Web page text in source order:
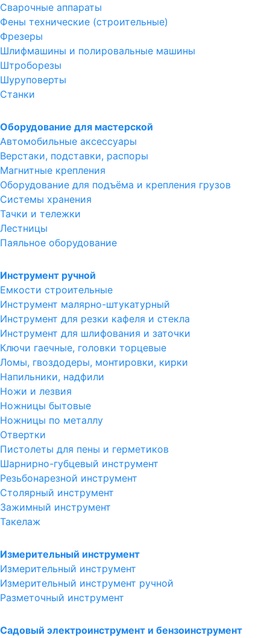
Сварочные аппараты
Фены технические (строительные)
Фрезеры
Шлифмашины и полировальные машины
Штроборезы
Шуруповерты
Станки
Оборудование для мастерской
Автомобильные аксессуары
Верстаки, подставки, распоры
Магнитные крепления
Оборудование для подъёма и крепления грузов
Системы хранения
Тачки и тележки
Лестницы
Паяльное оборудование
Инструмент ручной
Емкости строительные
Инструмент малярно-штукатурный
Инструмент для резки кафеля и стекла
Инструмент для шлифования и заточки
Ключи гаечные, головки торцевые
Ломы, гвоздодеры, монтировки, кирки
Напильники, надфили
Ножи и лезвия
Ножницы бытовые
Ножницы по металлу
Отвертки
Пистолеты для пены и герметиков
Шарнирно-губцевый инструмент
Резьбонарезной инструмент
Столярный инструмент
Зажимный инструмент
Такелаж
Измерительный инструмент
Измерительный инструмент
Измерительный инструмент ручной
Разметочный инструмент
Садовый электроинструмент и бензоинструмент